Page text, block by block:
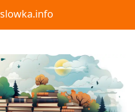
slowka.info